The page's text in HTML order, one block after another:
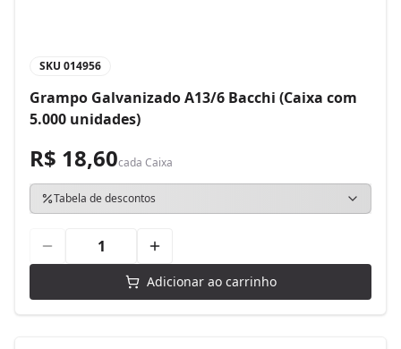
SKU 014956
Grampo Galvanizado A13/6 Bacchi (Caixa com
5.000 unidades)
R$ 18,60cada Caixa
Tabela de descontos
Adicionar ao carrinho